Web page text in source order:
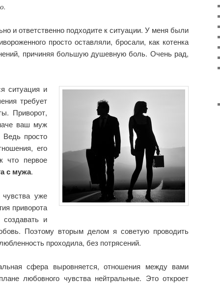
и ответственно подходите к ситуации. У меня были
просто оставляли, бросали, как котенка
причиняя большую душевную боль. Очень рад,
ситуация и
требует
Приворот,
ваш муж
Ведь просто
его
что первое
с мужа.
уже
приворота
и
Поэтому вторым делом я советую проводить
проходила, без потрясений.
сфера выровняется, отношения между вами
любовного чувства нейтральные. Это откроет